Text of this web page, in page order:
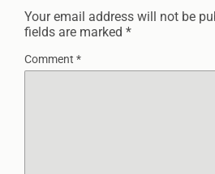
Your email address will not be
fields are marked *
Comment *